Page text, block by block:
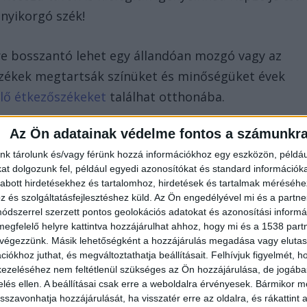
Az Ön adatainak védelme fontos a
tárolunk és/vagy férünk hozzá információkhoz egy eszközön,
dolgozunk fel, például egyedi azonosítókat és standard
hirdetésekhez és tartalomhoz, hirdetések és tartalmak
és szolgáltatásfejlesztéshez küld. Az Ön engedélyével mi és a
szerzett pontos geolokációs adatokat és azonosítási
helyre kattintva hozzájárulhat ahhoz, hogy mi és a 1538
Másik lehetőségként a hozzájárulás megadása vagy
juthat, és megváltoztathatja beállításait. Felhívjuk figyelmét,
nem feltétlenül szükséges az Ön hozzájárulása, de
ellen. A beállításai csak erre a weboldalra érvényesek. Bármikor
hozzájárulását, ha visszatér erre az oldalra, és rákattint
szék!
bosszantó lehet egy állandóan mozgó vagy az
megtartsák színüket és minőségüket évek
étkezőszékeket találhat otthonába.
eleme. Az étkezőszékeknek stílusukban és
hogy harmonikus összképet alkossanak.
Gondolkodott már azon, hogyan hat a különböző
hangulatára?
azonos színek és anyagok használatát.
kiegészítő elemek adják a legjobb hatást. Egy